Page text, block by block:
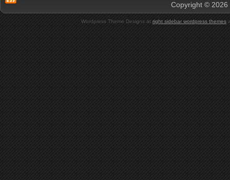
Copyright © 2026
Wordpress Theme Designs at right sidebar wordpress themes